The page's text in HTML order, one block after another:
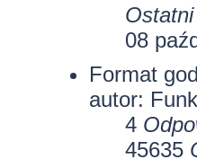
08
Format
autor:
4
45635